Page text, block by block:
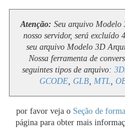
Atenção: Seu arquivo Modelo
nosso servidor, será excluído
seu arquivo Modelo 3D
Nossa ferramenta de
seguintes tipos de arquivo:
GCODE, GLB, MTL,
por favor veja o Seção de
página para obter mais